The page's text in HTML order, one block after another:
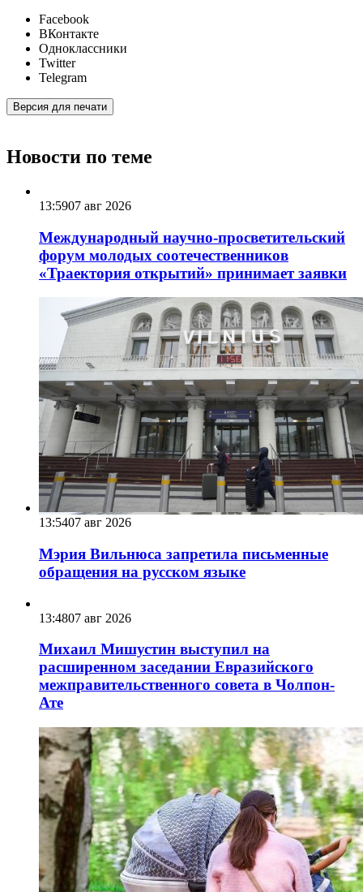
Facebook
ВКонтакте
Одноклассники
Twitter
Telegram
Версия для печати
Новости по теме
13:5907 авг 2026
Международный научно-просветительский
форум молодых соотечественников
«Траектория открытий» принимает заявки
13:5407 авг 2026
Мэрия Вильнюса запретила письменные
обращения на русском языке
13:4807 авг 2026
Михаил Мишустин выступил на
расширенном заседании Евразийского
межправительственного совета в Чолпон-
Ате